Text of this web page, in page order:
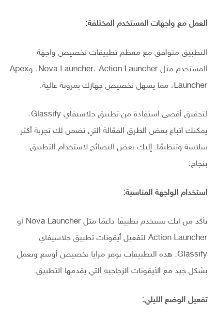
العمل مع واجهات المستخدم المختلفة:
التطبيق متوافق مع معظم تطبيقات تخصيص واجهة
المستخدم مثل Nova Launcher، Action Launcher، وApex
Launcher، مما يسهل تخصيص جهازك بمرونة عالية.
لتحقيق أقصى استفادة من تطبيق جلاسيفاي Glassify،
يمكنك اتباع بعض الطرق الفعّالة التي تضمن لك تجربة أكثر
سلاسة وتنظيمًا. إليك بعض النصائح لاستخدام التطبيق
بنجاح:
استخدام الواجهة المناسبة:
تأكد من أنك تستخدم تطبيقًا داعمًا مثل Nova Launcher أو
Action Launcher لتفعيل أيقونات تطبيق جلاسيفاي
Glassify. هذه التطبيقات توفر مزايا تخصيص أوسع وتعمل
بشكل جيد مع الأيقونات الزجاجية التي يقدمها التطبيق.
تفعيل الوضع الليلي: